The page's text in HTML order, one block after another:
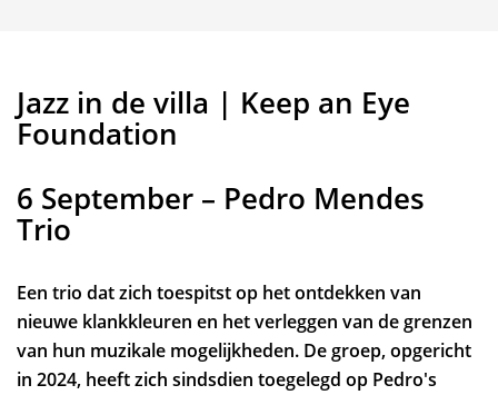
Jazz in de villa | Keep an Eye
Foundation
6 September – Pedro Mendes
Trio
Een trio dat zich toespitst op het ontdekken van
nieuwe klankkleuren en het verleggen van de grenzen
van hun muzikale mogelijkheden. De groep, opgericht
in 2024, heeft zich sindsdien toegelegd op Pedro's